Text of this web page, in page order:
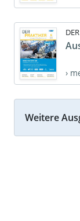
›
Weitere